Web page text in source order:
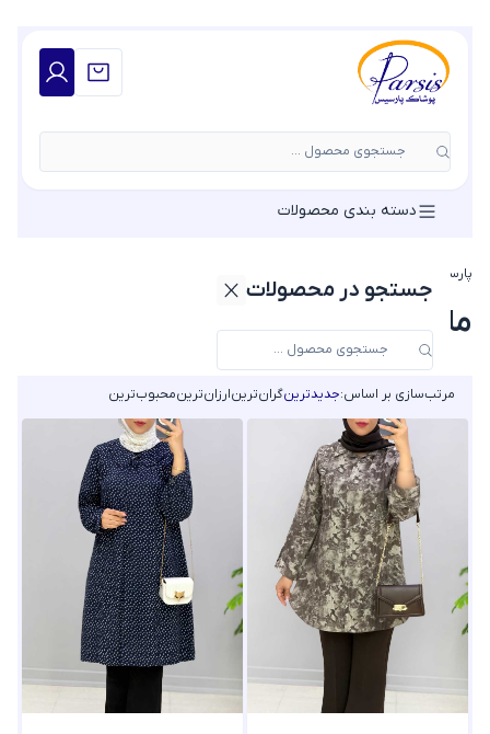
جستجوی محصول ...
جستجو در محصولات
دسته بندی محصولات
پارسیس مد
مانتو نخی
مرتب‌سازی بر اساس:جدیدترینگران‌ترینارزان‌ترینمحبوب‌ترین